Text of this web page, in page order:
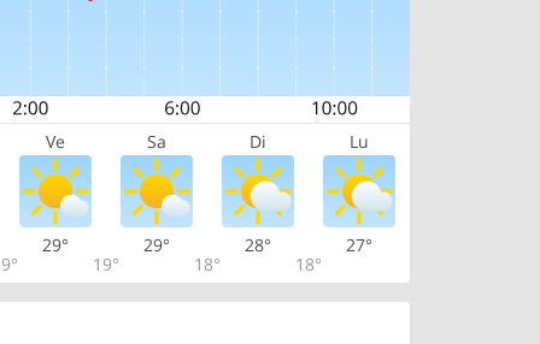
Ve Sa Di Lu
29°
19°
29°
18°
28°
18°
27°